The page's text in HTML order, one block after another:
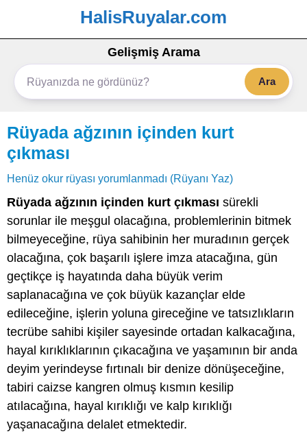
HalisRuyalar.com
Gelişmiş Arama
Ara
Rüyada ağzının içinden kurt
çıkması
Henüz okur rüyası yorumlanmadı (Rüyanı Yaz)
Rüyada ağzının içinden kurt çıkması sürekli
sorunlar ile meşgul olacağına, problemlerinin bitmek
bilmeyeceğine, rüya sahibinin her muradının gerçek
olacağına, çok başarılı işlere imza atacağına, gün
geçtikçe iş hayatında daha büyük verim
saplanacağına ve çok büyük kazançlar elde
edileceğine, işlerin yoluna gireceğine ve tatsızlıkların
tecrübe sahibi kişiler sayesinde ortadan kalkacağına,
hayal kırıklıklarının çıkacağına ve yaşamının bir anda
deyim yerindeyse fırtınalı bir denize dönüşeceğine,
tabiri caizse kangren olmuş kısmın kesilip
atılacağına, hayal kırıklığı ve kalp kırıklığı
yaşanacağına delalet etmektedir.